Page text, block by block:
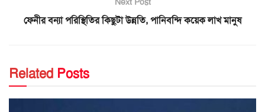
ফেনীর বন্যা পরিস্থিতির কিছুটা উন্নতি, পানিবন্দি কয়েক লাখ মানুষ
Related Posts